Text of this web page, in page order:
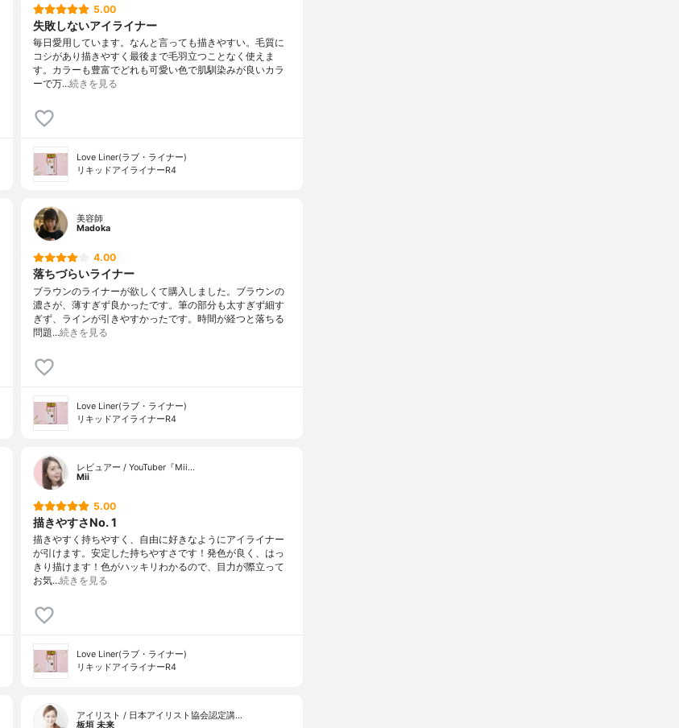
5.00
失敗しないアイライナー
毎日愛用しています。なんと言っても描きやすい。毛質に
コシがあり描きやすく最後まで毛羽立つことなく使えま
す。カラーも豊富でどれも可愛い色で肌馴染みが良いカラ
ーで万…続きを見る
Love Liner(ラブ・ライナー)
リキッドアイライナーR4
美容師
Madoka
4.00
落ちづらいライナー
ブラウンのライナーが欲しくて購入しました。ブラウンの
濃さが、薄すぎず良かったです。筆の部分も太すぎず細す
ぎず、ラインが引きやすかったです。時間が経つと落ちる
問題…続きを見る
Love Liner(ラブ・ライナー)
リキッドアイライナーR4
レビュアー / YouTuber『Mii…
Mii
5.00
描きやすさNo. 1
描きやすく持ちやすく、自由に好きなようにアイライナー
が引けます。安定した持ちやすさです！発色が良く、はっ
きり描けます！色がハッキリわかるので、目力が際立って
お気…続きを見る
Love Liner(ラブ・ライナー)
リキッドアイライナーR4
アイリスト / 日本アイリスト協会認定講…
板垣 未来